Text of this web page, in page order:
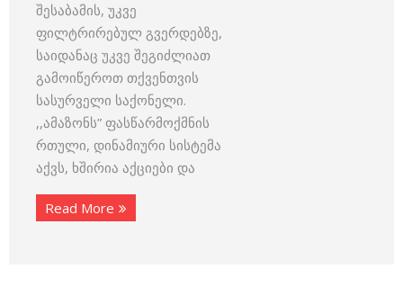
შესაბამის, უკვე
ფილტრირებულ გვერდებზე,
საიდანაც უკვე შეგიძლიათ
გამოიწეროთ თქვენთვის
სასურველი საქონელი.
,,ამაზონს” ფასწარმოქმნის
რთული, დინამიური სისტემა
აქვს, ხშირია აქციები და
Read More